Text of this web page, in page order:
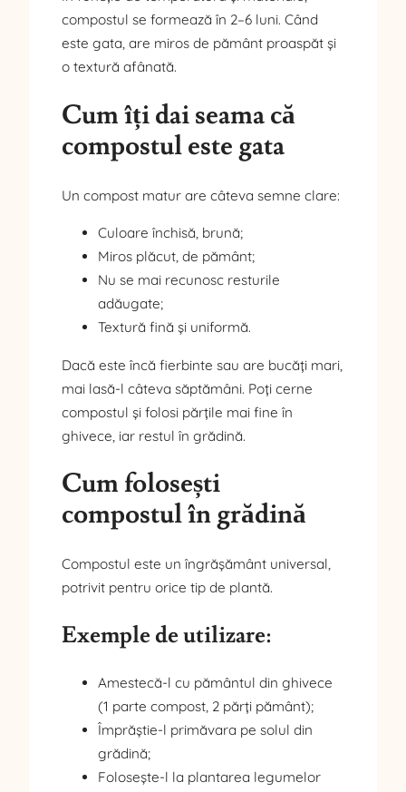
compostul se formează în 2–6 luni. Când
este gata, are miros de pământ proaspăt și
o textură afânată.
Cum îți dai seama că
compostul este gata
Un compost matur are câteva semne clare:
Culoare închisă, brună;
Miros plăcut, de pământ;
Nu se mai recunosc resturile
adăugate;
Textură fină și uniformă.
Dacă este încă fierbinte sau are bucăți mari,
mai lasă-l câteva săptămâni. Poți cerne
compostul și folosi părțile mai fine în
ghivece, iar restul în grădină.
Cum folosești
compostul în grădină
Compostul este un îngrășământ universal,
potrivit pentru orice tip de plantă.
Exemple de utilizare:
Amestecă-l cu pământul din ghivece
(1 parte compost, 2 părți pământ);
Împrăștie-l primăvara pe solul din
grădină;
Folosește-l la plantarea legumelor